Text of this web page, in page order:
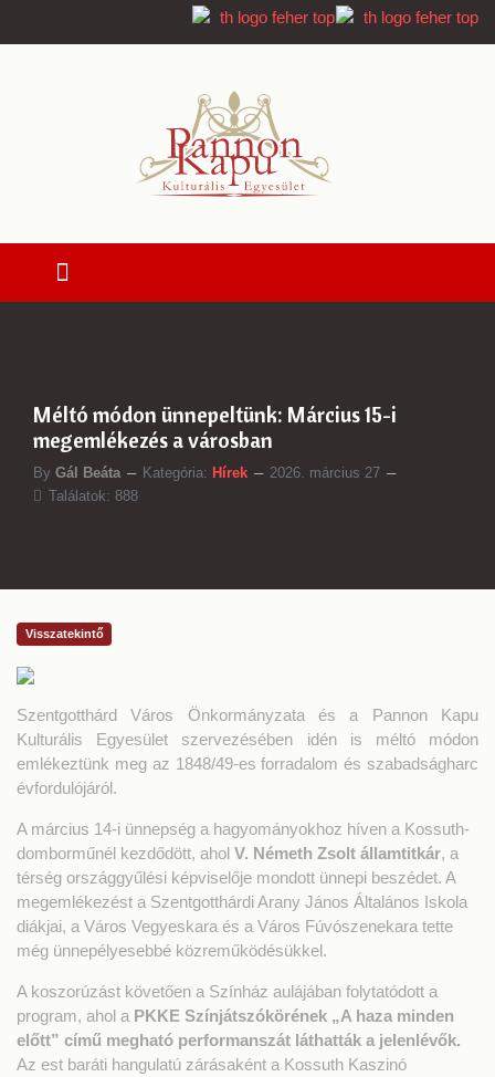
Méltó módon ünnepeltünk: Március 15-i
megemlékezés a városban
By Gál Beáta Kategória: Hírek
2026. március 27
Találatok: 888
Visszatekintő
Szentgotthárd Város Önkormányzata és a Pannon Kapu
Kulturális Egyesület szervezésében idén is méltó módon
emlékeztünk meg az 1848/49-es forradalom és szabadságharc
évfordulójáról.
A március 14-i ünnepség a hagyományokhoz híven a Kossuth-
domborműnél kezdődött, ahol V. Németh Zsolt államtitkár, a
térség országgyűlési képviselője mondott ünnepi beszédet. A
megemlékezést a Szentgotthárdi Arany János Általános Iskola
diákjai, a Város Vegyeskara és a Város Fúvószenekara tette
még ünnepélyesebbé közreműködésükkel.
A koszorúzást követően a Színház aulájában folytatódott a
program, ahol a PKKE Színjátszókörének „A haza minden
előtt” című megható performanszát láthatták a jelenlévők.
Az est baráti hangulatú zárásaként a Kossuth Kaszinó